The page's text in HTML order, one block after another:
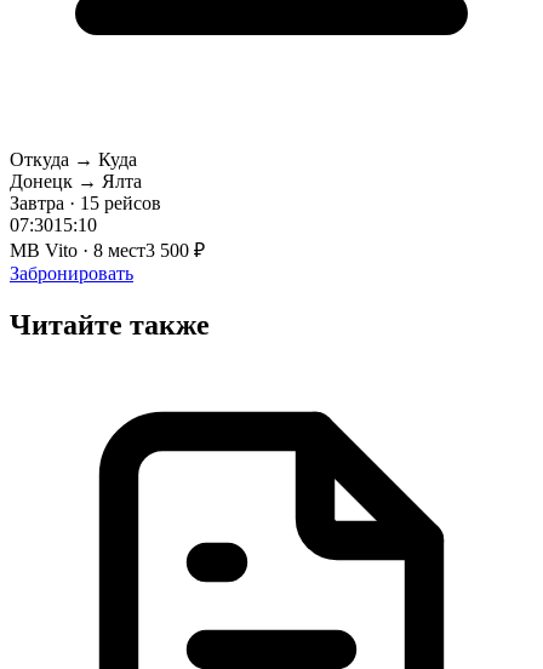
Откуда → Куда
Донецк → Ялта
Завтра · 15 рейсов
07:3015:10
MB Vito · 8 мест3 500 ₽
Забронировать
Читайте также